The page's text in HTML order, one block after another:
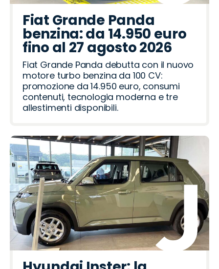
Fiat Grande Panda
benzina: da 14.950 euro
fino al 27 agosto 2026
Fiat Grande Panda debutta con il nuovo
motore turbo benzina da 100 CV:
promozione da 14.950 euro, consumi
contenuti, tecnologia moderna e tre
allestimenti disponibili.